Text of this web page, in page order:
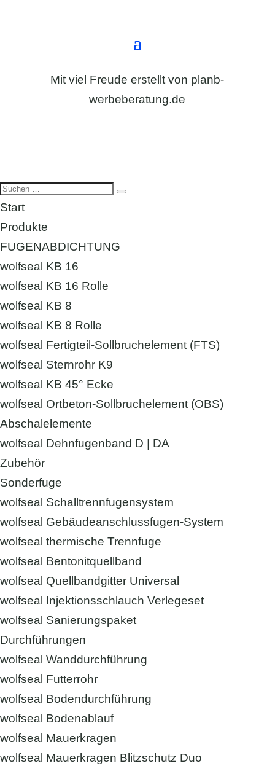
Mit viel Freude erstellt von planb-
werbeberatung.de
Start
Produkte
FUGENABDICHTUNG
wolfseal KB 16
wolfseal KB 16 Rolle
wolfseal KB 8
wolfseal KB 8 Rolle
wolfseal Fertigteil-Sollbruchelement (FTS)
wolfseal Sternrohr K9
wolfseal KB 45° Ecke
wolfseal Ortbeton-Sollbruchelement (OBS)
Abschalelemente
wolfseal Dehnfugenband D | DA
Zubehör
Sonderfuge
wolfseal Schalltrennfugensystem
wolfseal Gebäudeanschlussfugen-System
wolfseal thermische Trennfuge
wolfseal Bentonitquellband
wolfseal Quellbandgitter Universal
wolfseal Injektionsschlauch Verlegeset
wolfseal Sanierungspaket
Durchführungen
wolfseal Wanddurchführung
wolfseal Futterrohr
wolfseal Bodendurchführung
wolfseal Bodenablauf
wolfseal Mauerkragen
wolfseal Mauerkragen Blitzschutz Duo